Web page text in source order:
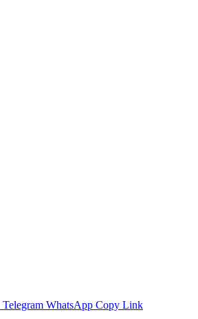
Telegram WhatsApp Copy Link